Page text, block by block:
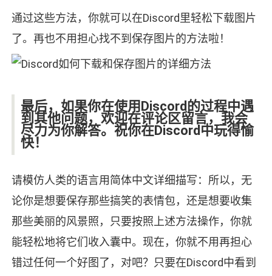
通过这些方法，你就可以在Discord里轻松下载图片
了。再也不用担心找不到保存图片的方法啦！
最后，如果你在使用Discord的过程中遇
到其他问题，欢迎在评论区留言，我会
尽力为你解答。祝你在Discord中玩得愉
快！
请模仿人类的语言用简体中文详细描写：所以，无
论你是想要保存那些搞笑的表情包，还是想要收集
那些美丽的风景照，只要按照上述方法操作，你就
能轻松地将它们收入囊中。现在，你就不用再担心
错过任何一个好图了，对吧？只要在Discord中看到